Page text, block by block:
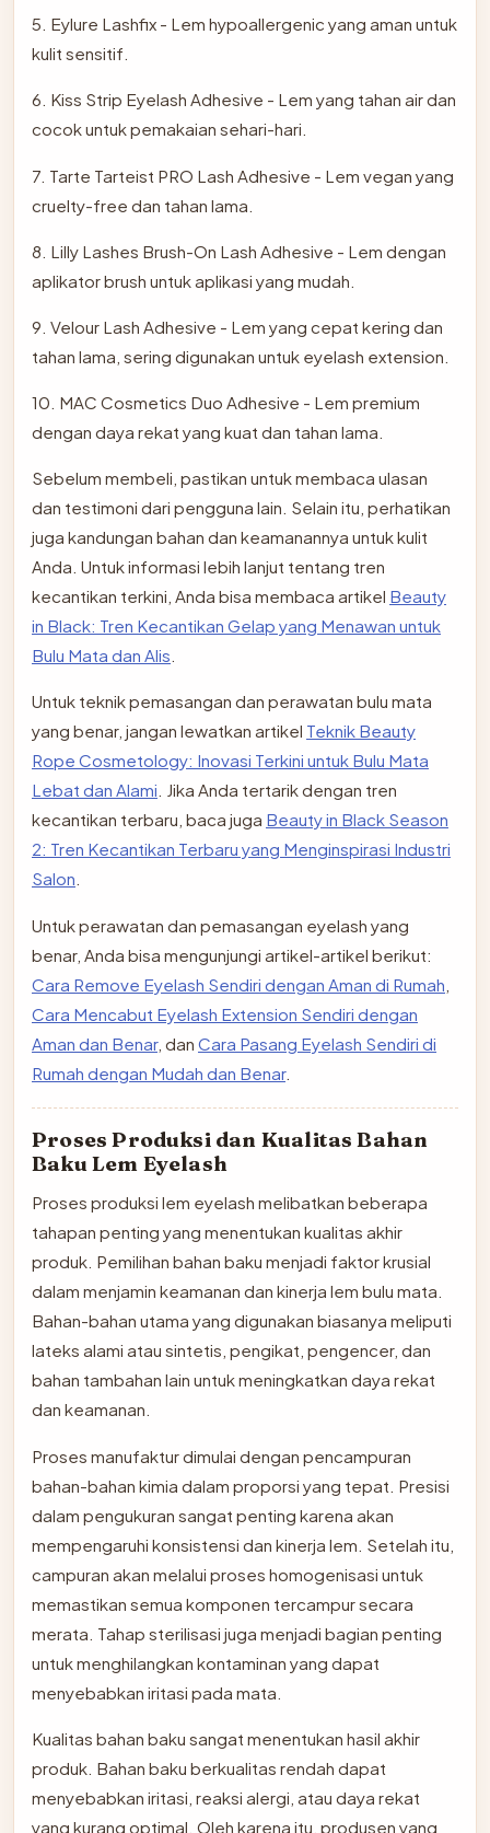
5. Eylure Lashfix - Lem hypoallergenic yang aman untuk
kulit sensitif.
6. Kiss Strip Eyelash Adhesive - Lem yang tahan air dan
cocok untuk pemakaian sehari-hari.
7. Tarte Tarteist PRO Lash Adhesive - Lem vegan yang
cruelty-free dan tahan lama.
8. Lilly Lashes Brush-On Lash Adhesive - Lem dengan
aplikator brush untuk aplikasi yang mudah.
9. Velour Lash Adhesive - Lem yang cepat kering dan
tahan lama, sering digunakan untuk eyelash extension.
10. MAC Cosmetics Duo Adhesive - Lem premium
dengan daya rekat yang kuat dan tahan lama.
Sebelum membeli, pastikan untuk membaca ulasan
dan testimoni dari pengguna lain. Selain itu, perhatikan
juga kandungan bahan dan keamanannya untuk kulit
Anda. Untuk informasi lebih lanjut tentang tren
kecantikan terkini, Anda bisa membaca artikel Beauty
in Black: Tren Kecantikan Gelap yang Menawan untuk
Bulu Mata dan Alis
Untuk teknik pemasangan dan perawatan bulu mata
yang benar, jangan lewatkan artikel Teknik Beauty
Rope Cosmetology: Inovasi Terkini untuk Bulu Mata
Lebat dan Alami . Jika Anda tertarik dengan tren
kecantikan terbaru, baca juga Beauty in Black Season
2: Tren Kecantikan Terbaru yang Menginspirasi Industri
Salon
Untuk perawatan dan pemasangan eyelash yang
benar, Anda bisa mengunjungi artikel-artikel berikut:
Cara Remove Eyelash Sendiri dengan Aman di Rumah
Cara Mencabut Eyelash Extension Sendiri dengan
Aman dan Benar, dan Cara Pasang Eyelash Sendiri di
Rumah dengan Mudah dan Benar.
Proses Produksi dan Kualitas Bahan
Baku Lem Eyelash
Proses produksi lem eyelash melibatkan beberapa
tahapan penting yang menentukan kualitas akhir
produk. Pemilihan bahan baku menjadi faktor krusial
dalam menjamin keamanan dan kinerja lem bulu mata.
Bahan-bahan utama yang digunakan biasanya meliputi
lateks alami atau sintetis, pengikat, pengencer, dan
bahan tambahan lain untuk meningkatkan daya rekat
dan keamanan.
Proses manufaktur dimulai dengan pencampuran
bahan-bahan kimia dalam proporsi yang tepat. Presisi
dalam pengukuran sangat penting karena akan
mempengaruhi konsistensi dan kinerja lem. Setelah itu,
campuran akan melalui proses homogenisasi untuk
memastikan semua komponen tercampur secara
merata. Tahap sterilisasi juga menjadi bagian penting
untuk menghilangkan kontaminan yang dapat
menyebabkan iritasi pada mata.
Kualitas bahan baku sangat menentukan hasil akhir
produk. Bahan baku berkualitas rendah dapat
menyebabkan iritasi, reaksi alergi, atau daya rekat
yang kurang optimal. Oleh karena itu, produsen yang